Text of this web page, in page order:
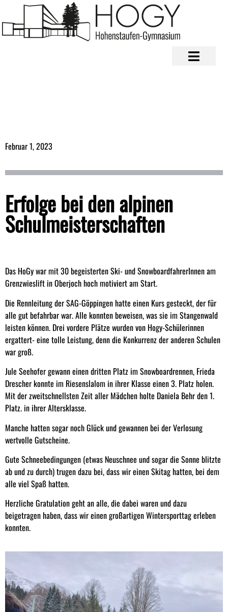
Februar 1, 2023
Erfolge bei den alpinen
Schulmeisterschaften
Das HoGy war mit 30 begeisterten Ski- und SnowboardfahrerInnen am
Grenzwieslift in Oberjoch hoch motiviert am Start.
Die Rennleitung der SAG-Göppingen hatte einen Kurs gesteckt, der für
alle gut befahrbar war. Alle konnten beweisen, was sie im Stangenwald
leisten können. Drei vordere Plätze wurden von Hogy-Schülerinnen
ergattert- eine tolle Leistung, denn die Konkurrenz der anderen Schulen
war groß.
Jule Seehofer gewann einen dritten Platz im Snowboardrennen, Frieda
Drescher konnte im Riesenslalom in ihrer Klasse einen 3. Platz holen.
Mit der zweitschnellsten Zeit aller Mädchen holte Daniela Behr den 1.
Platz. in ihrer Altersklasse.
Manche hatten sogar noch Glück und gewannen bei der Verlosung
wertvolle Gutscheine.
Gute Schneebedingungen (etwas Neuschnee und sogar die Sonne blitzte
ab und zu durch) trugen dazu bei, dass wir einen Skitag hatten, bei dem
alle viel Spaß hatten.
Herzliche Gratulation geht an alle, die dabei waren und dazu
beigetragen haben, dass wir einen großartigen Wintersporttag erleben
konnten.